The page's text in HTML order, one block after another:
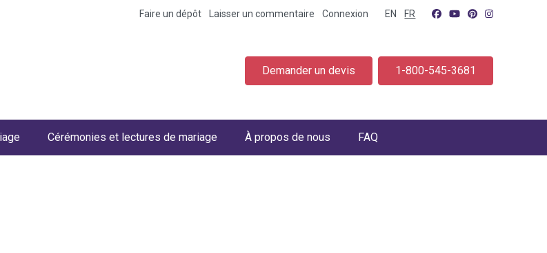
Faire un dépôt Laisser un commentaire Connexion EN FR
Demander un devis 1-800-545-3681
Cérémonies et lectures de mariage À propos de nous FAQ